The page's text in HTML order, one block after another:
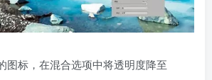
图标，在混合选项中将透明度降至